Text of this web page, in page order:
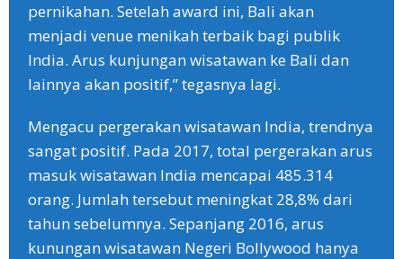
pernikahan. Setelah award ini, Bali akan
menjadi venue menikah terbaik bagi publik
India. Arus kunjungan wisatawan ke Bali dan
lainnya akan positif,” tegasnya lagi.
Mengacu pergerakan wisatawan India, trendnya
sangat positif. Pada 2017, total pergerakan arus
masuk wisatawan India mencapai 485.314
orang. Jumlah tersebut meningkat 28,8% dari
tahun sebelumnya. Sepanjang 2016, arus
kunungan wisatawan Negeri Bollywood hanya